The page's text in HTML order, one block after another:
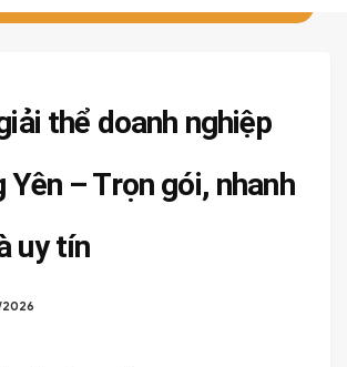
thể doanh nghiệp
Yên – Trọn gói, nhanh
uy tín